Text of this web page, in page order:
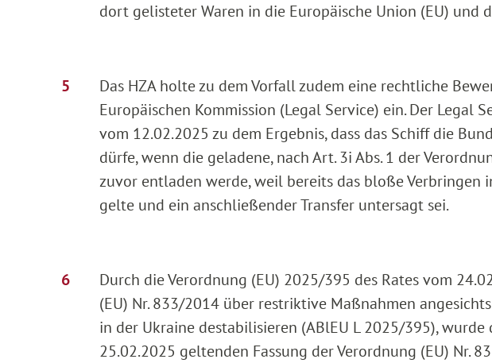
dort gelisteter Waren in die Europäische Union (EU) und
Das HZA holte zu dem Vorfall zudem eine rechtliche
Europäischen Kommission (Legal Service) ein. Der Legal
vom 12.02.2025 zu dem Ergebnis, dass das Schiff die
dürfe, wenn die geladene, nach Art. 3i Abs. 1 der
zuvor entladen werde, weil bereits das bloße
gelte und ein anschließender Transfer untersagt sei.
Durch die Verordnung (EU) 2025/395 des Rates vom
(EU) Nr. 833/2014 über restriktive Maßnahmen
in der Ukraine destabilisieren (ABlEU L 2025/395), wurde
25.02.2025 geltenden Fassung der Verordnung (EU) Nr.